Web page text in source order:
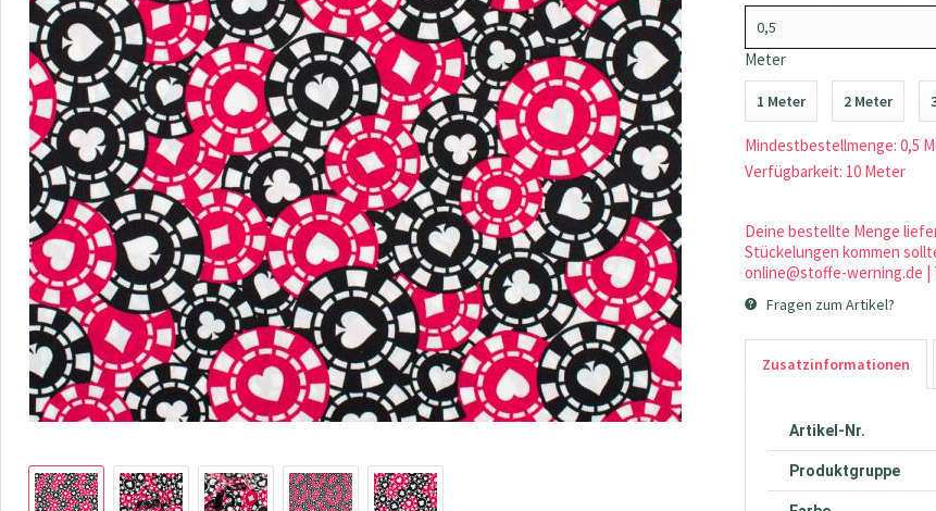
Meter
1 Meter 2 Meter
Mindestbestellmenge: 0,5
Verfügbarkeit: 10 Meter
Deine bestellte Menge
Stückelungen kommen
online@stoffe-werning.de |
Fragen zum Artikel?
Zusatzinformationen
Artikel-Nr.
Produktgruppe